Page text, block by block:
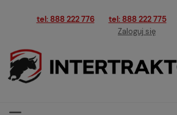
tel: 888 222 776 tel: 888 222 775
Zaloguj się